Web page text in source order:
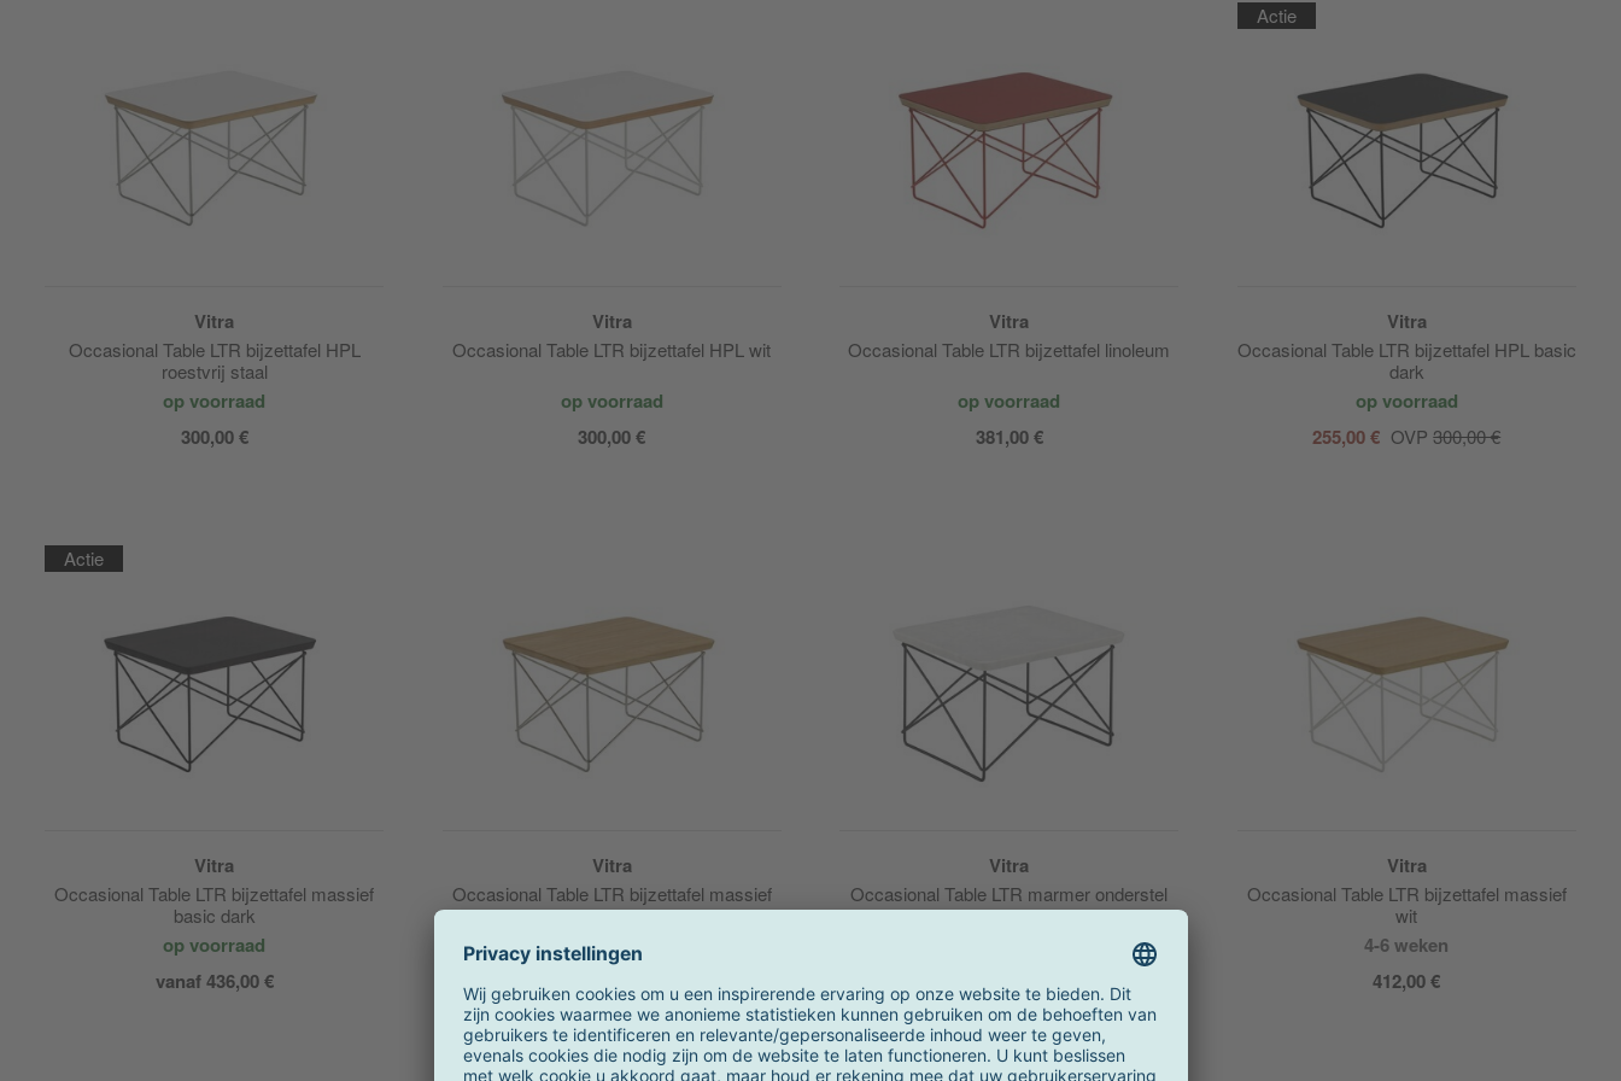
Vitra
Occasional Table LTR bijzettafel HPL
roestvrij staal
op voorraad
300,00 €
Vitra
Occasional Table LTR bijzettafel HPL wit
op voorraad
300,00 €
Vitra
Occasional Table LTR bijzettafel linoleum
op voorraad
381,00 €
Vitra
Occasional Table LTR bijzettafel HPL basic
dark
op voorraad
255,00 € OVP300,00 €
Actie
Vitra
Occasional Table LTR bijzettafel massief
basic dark
op voorraad
vanaf 436,00 €
Actie
Vitra
Occasional Table LTR bijzettafel massief
roestvrij staal
op voorraad
vanaf 412,00 €
Vitra
Occasional Table LTR marmer onderstel
zwart
707,00 €
Vitra
Occasional Table LTR bijzettafel massief
wit
4-6 weken
412,00 €